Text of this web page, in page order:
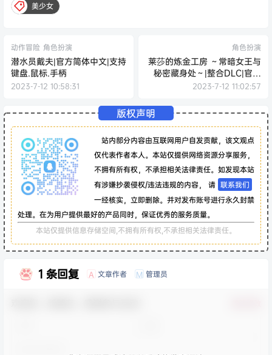
美少女
动作冒险 角色扮演
潜水员戴夫|官方简体中文|支持
键盘.鼠标.手柄
2023-7-12 10:58:31
角色扮演
莱莎的炼金工房 ～常暗女王与
秘密藏身处～|整合DLC|官方
简体中文
2023-7-12 11:02:57
版权声明
站内部分内容由互联网用户自发贡献，该文观点
仅代表作者本人。本站仅提供网络资源分享服务，
不拥有所有权，不承担相关法律责任。如发现本站
有涉嫌抄袭侵权/违法违规的内容， 请 联系我们
一经核实，立即删除。并对发布账号进行永久封禁
处理。在为用户提供最好的产品同时，保证优秀的服务质量。
本站仅提供信息存储空间,不拥有所有权,不承担相关法律责任。
1 条回复 A 文章作者 M 管理员